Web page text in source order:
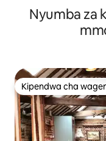
Nyumba za
Kipendwa cha
Kipendwa cha